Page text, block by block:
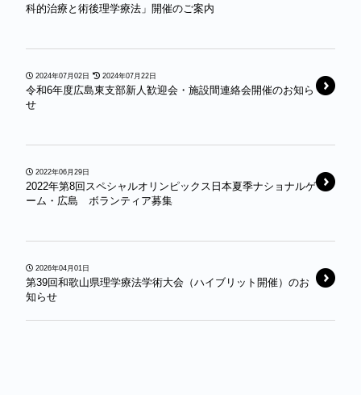
科的治療と術後理学療法」開催のご案内
2024年07月02日 2024年07月22日
令和6年度広島東支部新人歓迎会・施設間連絡会開催のお知ら
せ
2022年06月29日
2022年第8回スペシャルオリンピックス日本夏季ナショナルゲ
ーム・広島 ボランティア募集
2026年04月01日
第39回和歌山県理学療法学術大会（ハイブリット開催）のお
知らせ